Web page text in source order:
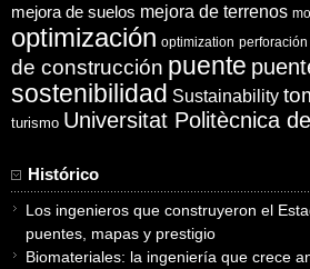
mejora de suelos mejora de terrenos
optimización optimization perforación
de construcción puente
sostenibilidad Sustainability
turismo Universitat Politècnica
Histórico
Los ingenieros que construyeron el
puentes, mapas y prestigio
Biomateriales: la ingeniería que crece